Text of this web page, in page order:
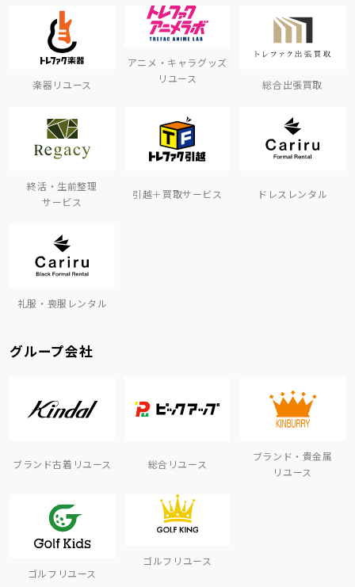
楽器リユース
アニメ・キャラグッズ
リユース
総合出張買取
終活・生前整理
サービス
引越＋買取サービス ドレスレンタル
礼服・喪服レンタル
グループ会社
ブランド古着リユース 総合リユース
ブランド・貴金属
リユース
ゴルフリユース
ゴルフリユース